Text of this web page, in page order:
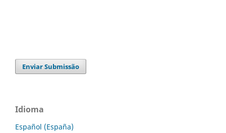
Enviar Submissão
Idioma
Español (España)